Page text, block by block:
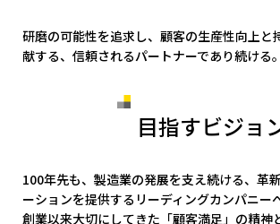
研磨の可能性を追求し、顧客の生産性向上と
献する、信頼されるパートナーであり続ける。
目指すビジョ
100年先も、製造業の発展を支え続ける、革
ーションを提供するリーディングカンパニーへ
創業以来大切にしてきた「顧客満足」の精神